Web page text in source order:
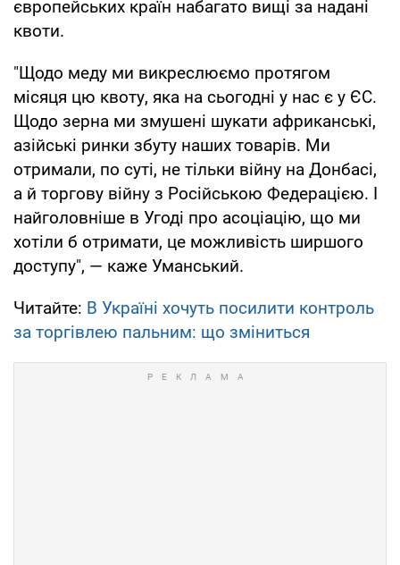
європейських країн набагато вищі за надані
квоти.
"Щодо меду ми викреслюємо протягом
місяця цю квоту, яка на сьогодні у нас є у ЄС.
Щодо зерна ми змушені шукати африканські,
азійські ринки збуту наших товарів. Ми
отримали, по суті, не тільки війну на Донбасі,
а й торгову війну з Російською Федерацією. І
найголовніше в Угоді про асоціацію, що ми
хотіли б отримати, це можливість ширшого
доступу", — каже Уманський.
Читайте: В Україні хочуть посилити контроль
за торгівлею пальним: що зміниться